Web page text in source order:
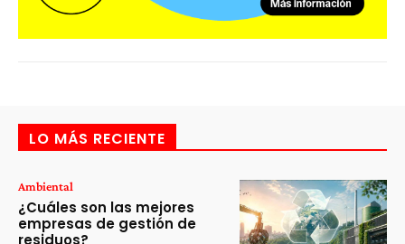
LO MÁS RECIENTE
Ambiental
¿Cuáles son las mejores
empresas de gestión de
residuos?